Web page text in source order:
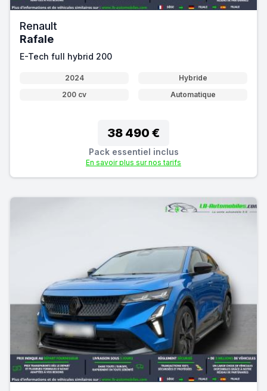
Renault
Rafale
E-Tech full hybrid 200
2024
Hybride
200 cv
Automatique
38 490 €
Pack essentiel inclus
En savoir plus sur nos tarifs